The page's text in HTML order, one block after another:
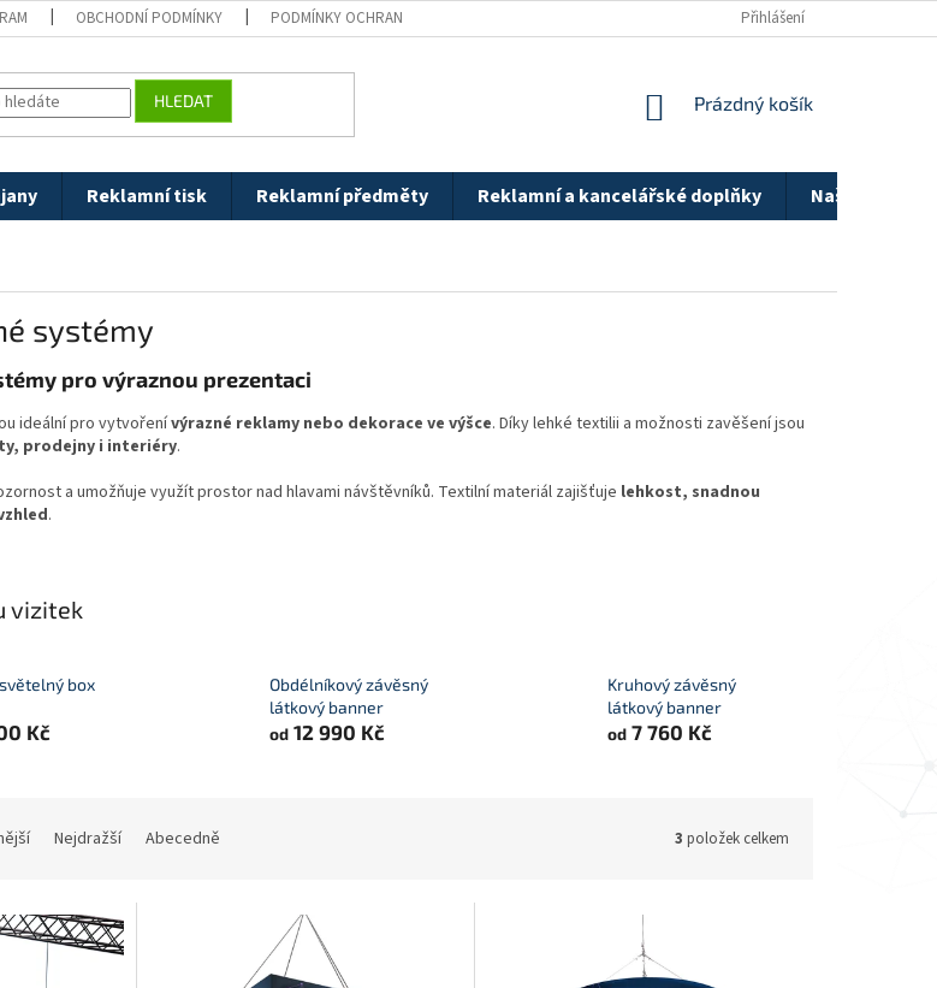
OBCHODNÍ PODMÍNKY PODMÍNKY OCHRANY OSOBNÍCH ÚDAJŮ Přihlášení
HLEDAT
NÁKUPNÍ
Prázdný košík
Reklamní tisk Reklamní předměty Reklamní a kancelářské doplňky Naše
systémy
pro výraznou prezentaci
ideální pro vytvořenívýrazné reklamy nebo dekorace ve výšce. Díky lehké textilii a možnosti zavěšení jsou
prodejny i interiéry.
a umožňuje využít prostor nad hlavami návštěvníků. Textilní materiál zajišťuje lehkost, snadnou
.
vizitek
box
Kč
Obdélníkový závěsný
látkový banner
od12 990 Kč
Kruhový závěsný
látkový banner
od7 760 Kč
Nejdražší Abecedně 3 položek celkem